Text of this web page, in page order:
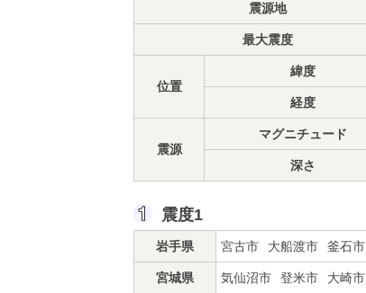
震源地
最大震度
位置
緯度
経度
震源
マグニチュード
深さ
震度1
岩手県 宮古市 大船渡市 釜石市
宮城県 気仙沼市 登米市 大崎市